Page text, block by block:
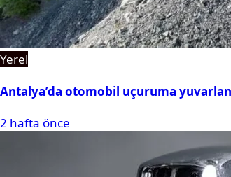
Yerel
Antalya’da otomobil uçuruma
2 hafta önce